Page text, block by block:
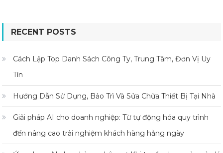
RECENT POSTS
Cách Lập Top Danh Sách Công Ty, Trung Tâm, Đơn Vị Uy
Tín
Hướng Dẫn Sử Dụng, Bảo Trì Và Sửa Chữa Thiết Bị Tại Nhà
Giải pháp AI cho doanh nghiệp: Từ tự động hóa quy trình
đến nâng cao trải nghiệm khách hàng hằng ngày